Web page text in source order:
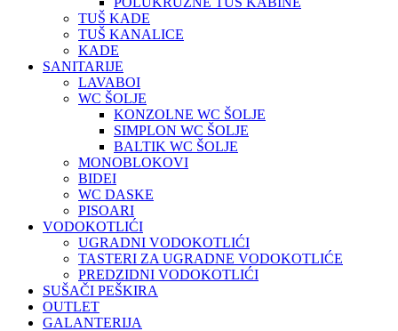
TUŠ KADE
TUŠ KANALICE
KADE
SANITARIJE
LAVABOI
WC ŠOLJE
KONZOLNE WC ŠOLJE
SIMPLON WC ŠOLJE
BALTIK WC ŠOLJE
MONOBLOKOVI
BIDEI
WC DASKE
PISOARI
VODOKOTLIĆI
UGRADNI VODOKOTLIĆI
TASTERI ZA UGRADNE VODOKOTLIĆE
PREDZIDNI VODOKOTLIĆI
SUŠAČI PEŠKIRA
OUTLET
GALANTERIJA